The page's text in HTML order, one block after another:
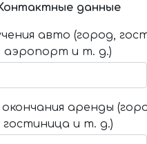
данные
авто (город,
аэропорт и т. д.)
аренды
гостиница и т. д.)